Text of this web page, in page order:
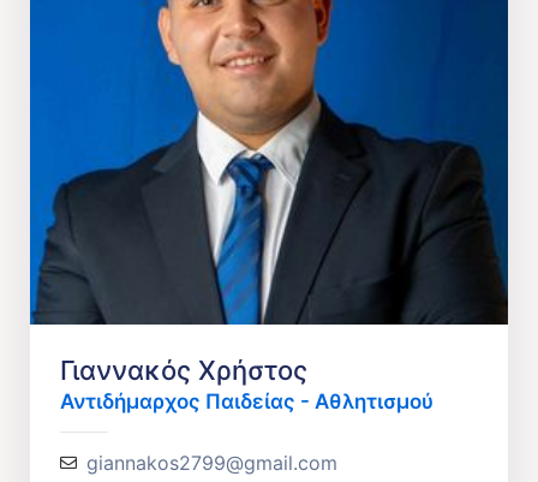
Γιαννακός Χρήστος
Αντιδήμαρχος Παιδείας - Αθλητισμού
giannakos2799@gmail.com